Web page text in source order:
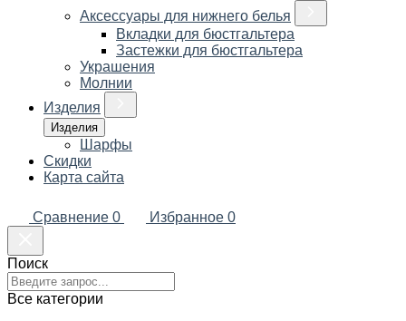
Аксессуары для нижнего белья
Вкладки для бюстгальтера
Застежки для бюстгальтера
Украшения
Молнии
Изделия
Изделия
Шарфы
Скидки
Карта сайта
Сравнение 0 Избранное 0
Поиск
Все категории